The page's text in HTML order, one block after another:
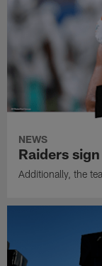
NEWS
Raiders
Additionally, the